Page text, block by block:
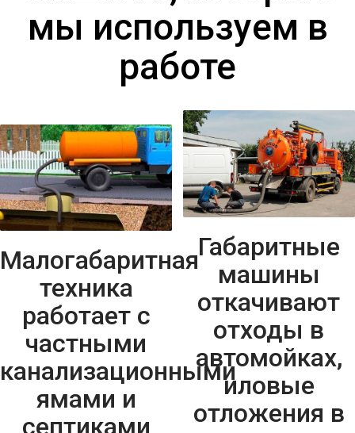
мы используем в
работе
Малогабаритная
техника
работает с
частными
канализационными
ямами и
септиками
Габаритные
машины
откачивают
отходы в
автомойках,
иловые
отложения в